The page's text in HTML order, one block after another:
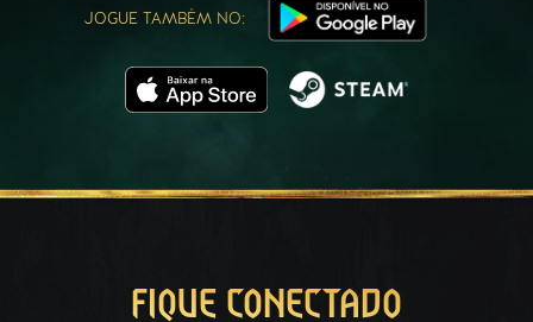
JOGUE TAMBÉM NO:
FIQUE CONECTADO